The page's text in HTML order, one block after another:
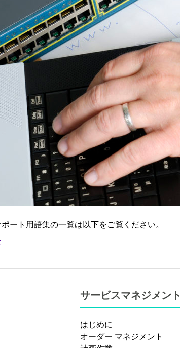
ート用語集の一覧は以下をご覧ください。
サービスマネジメント
はじめに
オーダー マネジメント